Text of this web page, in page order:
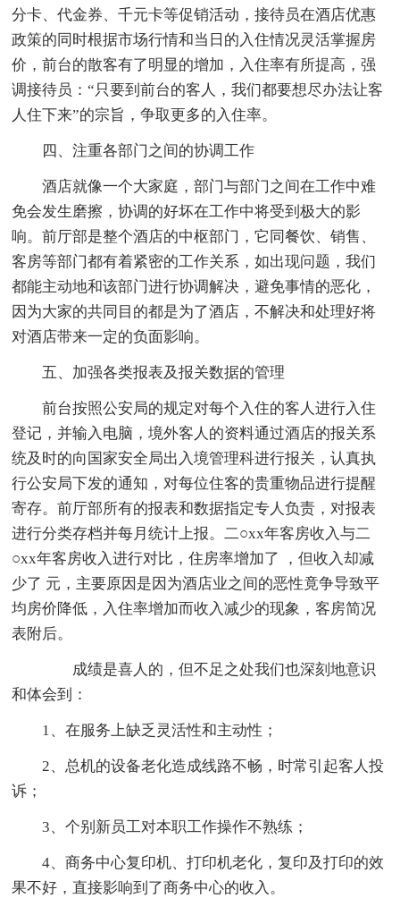
分卡、代金券、千元卡等促销活动，接待员在酒店优惠
政策的同时根据市场行情和当日的入住情况灵活掌握房
价，前台的散客有了明显的增加，入住率有所提高，强
调接待员：“只要到前台的客人，我们都要想尽办法让客
人住下来”的宗旨，争取更多的入住率。
四、注重各部门之间的协调工作
酒店就像一个大家庭，部门与部门之间在工作中难
免会发生磨擦，协调的好坏在工作中将受到极大的影
响。前厅部是整个酒店的中枢部门，它同餐饮、销售、
客房等部门都有着紧密的工作关系，如出现问题，我们
都能主动地和该部门进行协调解决，避免事情的恶化，
因为大家的共同目的都是为了酒店，不解决和处理好将
对酒店带来一定的负面影响。
五、加强各类报表及报关数据的管理
前台按照公安局的规定对每个入住的客人进行入住
登记，并输入电脑，境外客人的资料通过酒店的报关系
统及时的向国家安全局出入境管理科进行报关，认真执
行公安局下发的通知，对每位住客的贵重物品进行提醒
寄存。前厅部所有的报表和数据指定专人负责，对报表
进行分类存档并每月统计上报。二○xx年客房收入与二
○xx年客房收入进行对比，住房率增加了 ，但收入却减
少了 元，主要原因是因为酒店业之间的恶性竟争导致平
均房价降低，入住率增加而收入减少的现象，客房简况
表附后。
成绩是喜人的，但不足之处我们也深刻地意识
和体会到：
1、在服务上缺乏灵活性和主动性；
2、总机的设备老化造成线路不畅，时常引起客人投
诉；
3、个别新员工对本职工作操作不熟练；
4、商务中心复印机、打印机老化，复印及打印的效
果不好，直接影响到了商务中心的收入。